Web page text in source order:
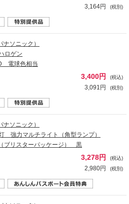
3,164円 (税別)
ソニック）
ロゲン
電球色相当
3,400円 (税込)
3,091円 (税別)
ソニック）
強力マルチライト（角型ランプ）
ブリスターパッケージ） 黒
3,278円 (税込)
2,980円 (税別)